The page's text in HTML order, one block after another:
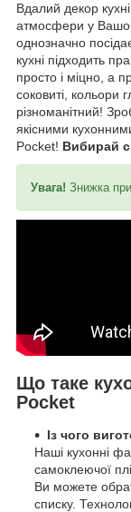
Вдалий декор
атмосфери у
однозначно
кухні підходить
просто і міцно, а
соковиті, кольори
різноманітний!
якісними
Pocket! Вибирай
Увага! Знижка
Що таке
Pocket
Із чого
Наші кухонні
самоклеючої
Ви можете
списку.